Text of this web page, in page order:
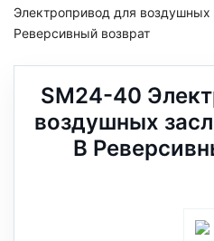
Электропривод для
Реверсивный возврат
SM24-40
воздушных
В